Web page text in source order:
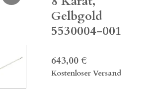
Gelbgold
5530004-001
643,00 €
Kostenloser Versand